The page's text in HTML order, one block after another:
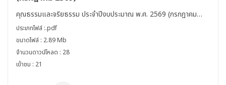
คุณธรรมและจริยธรรม ประจำปีงบประมาณ พ.ศ. 2569 (กรกฎาคม
2569) หัวข้อ "ความเห็นอกเห็นใจผู้อื่น"
ประเภทไฟล์ :.pdf
ขนาดไฟล์ : 2.89 Mb
จำนวนดาวน์โหลด : 28
เข้าชม : 21